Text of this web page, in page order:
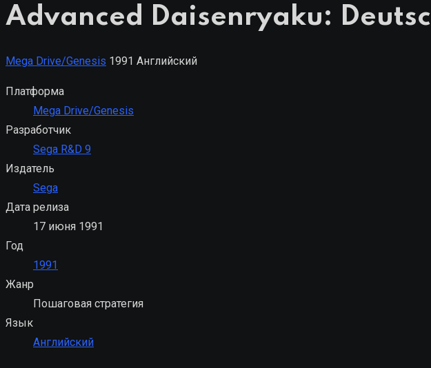
Advanced Daisenryaku:
Mega Drive/Genesis 1991 Английский
Платформа
Mega Drive/Genesis
Разработчик
Sega R&D 9
Издатель
Sega
Дата релиза
17 июня 1991
Год
1991
Жанр
Пошаговая стратегия
Язык
Английский